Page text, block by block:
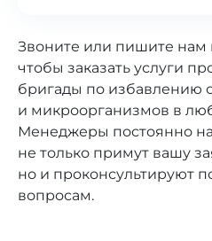
микроорганизмов
различных тендеров и
С юридическими
договор, а оплату
по безналичному
Звоните или пишите нам
чтобы заказать услуги
бригады по избавлению
и микроорганизмов в
Менеджеры постоянно
не только примут вашу
но и проконсультируют
вопросам.